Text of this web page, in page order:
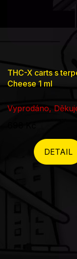
THC-X carts s
Cheese 1 ml
Vyprodáno,
DETAIL